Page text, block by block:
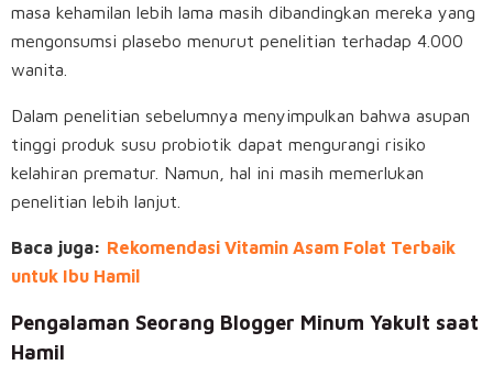
masa kehamilan lebih lama masih dibandingkan mereka yang
mengonsumsi plasebo menurut penelitian terhadap 4.000
wanita.
Dalam penelitian sebelumnya menyimpulkan bahwa asupan
tinggi produk susu probiotik dapat mengurangi risiko
kelahiran prematur. Namun, hal ini masih memerlukan
penelitian lebih lanjut.
Baca juga: Rekomendasi Vitamin Asam Folat Terbaik
untuk Ibu Hamil
Pengalaman Seorang Blogger Minum Yakult saat
Hamil